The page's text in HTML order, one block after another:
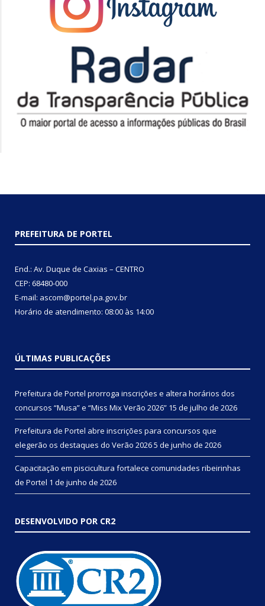
PREFEITURA DE PORTEL
End.: Av. Duque de Caxias – CENTRO
CEP: 68480-000
E-mail: ascom@portel.pa.gov.br
Horário de atendimento: 08:00 às 14:00
ÚLTIMAS PUBLICAÇÕES
Prefeitura de Portel prorroga inscrições e altera horários dos
concursos “Musa” e “Miss Mix Verão 2026” 15 de julho de 2026
Prefeitura de Portel abre inscrições para concursos que
elegerão os destaques do Verão 20265 de junho de 2026
Capacitação em piscicultura fortalece comunidades ribeirinhas
de Portel 1 de junho de 2026
DESENVOLVIDO POR CR2